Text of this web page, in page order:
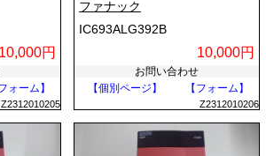
10,000円
ォーム】
Z2312010205
ファナック
IC693ALG392B
10,000円
お問い合わせ
【個別ページ】
【フォーム】
Z2312010206